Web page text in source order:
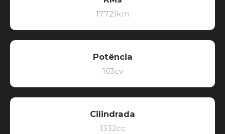
17721km
Potência
163cv
Cilindrada
1332cc